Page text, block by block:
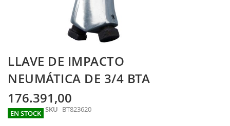
Skip
to
the
beginning
of
the
images
gallery
LLAVE DE IMPACTO
NEUMÁTICA DE 3/4 BTA
176.391,00
EN STOCK SKU BT823620